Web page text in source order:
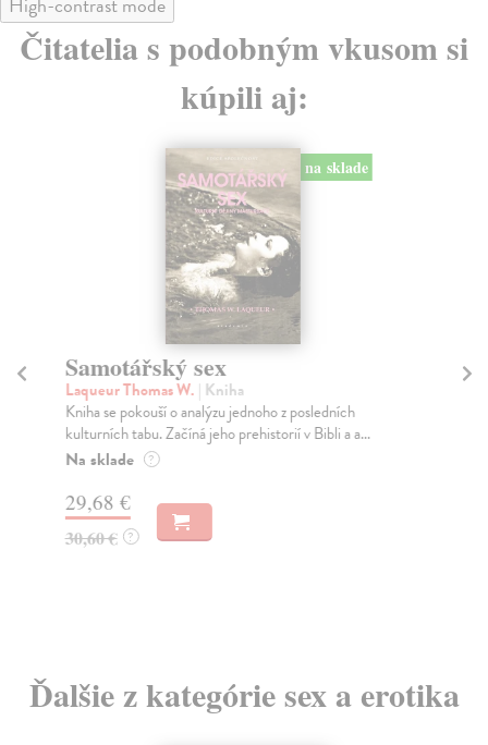
Čitatelia s podobným vkusom si
kúpili aj:
na sklade
Samotářský sex
Laqueur Thomas W. | Kniha
Kniha se pokouší o analýzu jednoho z posledních
kulturních tabu. Začíná jeho prehistorií v Bibli a a...
Na sklade ?
29,68 €
30,60 € ?
Ďalšie z kategórie sex a erotika